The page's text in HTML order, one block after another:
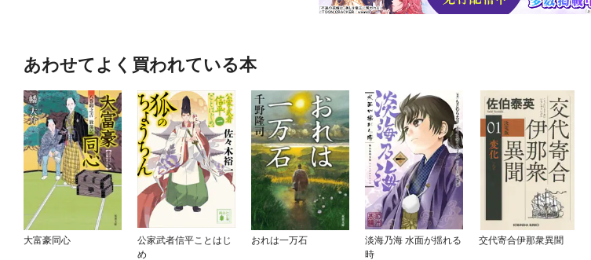
あわせてよく買われている本
大富豪同心
公家武者信平ことはじ
め
おれは一万石
淡海乃海 水面が揺れる
時
交代寄合伊那衆異聞